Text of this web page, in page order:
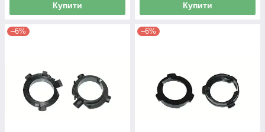
Купити Купити
–6% –6%